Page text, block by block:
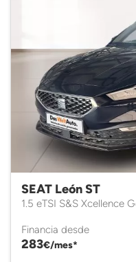
SEAT León ST
1.5 eTSI S&S Xcellence
Financia desde
283€/mes*